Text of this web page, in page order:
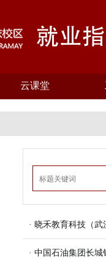
云课堂
· 晓禾教育科技（武
· 中国石油集团长